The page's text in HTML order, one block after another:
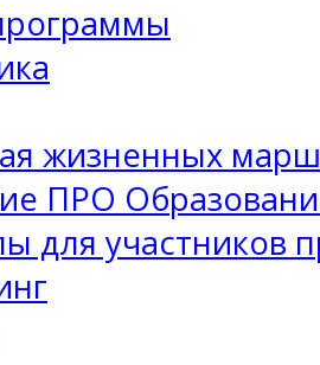
жизненных
ПРО
для участников